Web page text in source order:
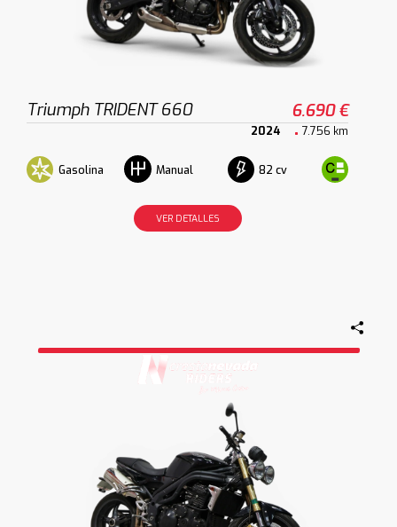
Triumph TRIDENT 660 6.690 €
2024 7.756 km
Gasolina Manual 82 cv
VER DETALLES